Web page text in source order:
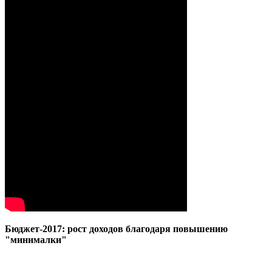
Бюджет-2017: рост доходов благодаря повышению
"минималки"